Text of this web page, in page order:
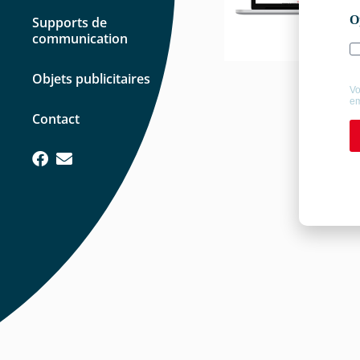
Supports de
communication
Objets publicitaires
Contact